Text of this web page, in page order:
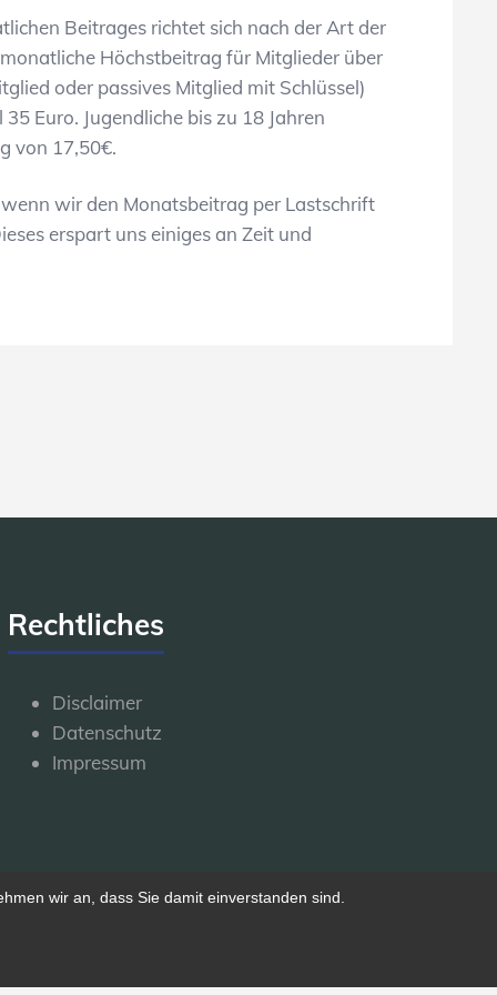
Beitrages richtet sich nach der Art der
Höchstbeitrag für Mitglieder über
oder passives Mitglied mit Schlüssel)
Euro. Jugendliche bis zu 18 Jahren
von 17,50€.
wenn wir den Monatsbeitrag per Lastschrift
erspart uns einiges an Zeit und
Rechtliches
Disclaimer
Datenschutz
Impressum
wir an, dass Sie damit einverstanden sind.